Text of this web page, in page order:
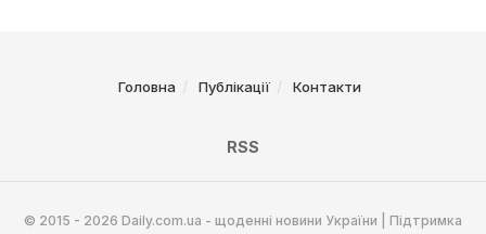
Головна Публікації Контакти
RSS
© 2015 - 2026 Daily.com.ua - щоденні новини України | Підтримка